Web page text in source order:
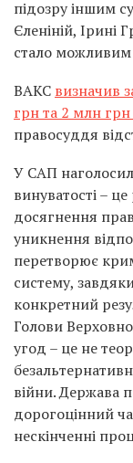
підозру іншим
Єленіній, Ірині
стало можливим
ВАКС визначив
грн та 2 млн грн
правосуддя
У САП
винуватості –
досягнення
уникнення
перетворює
систему,
конкретний
Голови
угод – це не
війни. Держава
дорогоцінний
нескінченні